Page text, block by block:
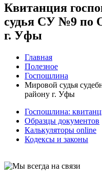
Квитанция
судья СУ №9 по
г. Уфы
Главная
Полезное
Госпошлина
Мировой судья
району г. Уфы
Госпошлина:
Образцы документов
Калькуляторы online
Кодексы и законы